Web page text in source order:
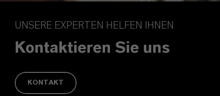
UNSERE EXPERTEN HELFEN IHNEN
Kontaktieren Sie uns
KONTAKT